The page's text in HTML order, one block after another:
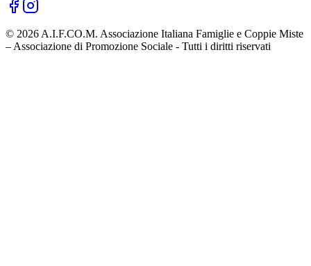
© 2026 A.I.F.CO.M. Associazione Italiana Famiglie e Coppie Miste
– Associazione di Promozione Sociale - Tutti i diritti riservati